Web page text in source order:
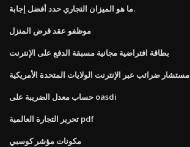
ما هو الميزان التجاري حدد أفضل إجابة.
موظفو عقد قرض المنزل
بطاقة افتراضية مجانية مسبقة الدفع على الإنترنت
مستشار ضرائب عبر الإنترنت الولايات المتحدة الأمريكية
حساب معدل الضريبة على oasdi
تحرير التجارة العالمية pdf
مكونات مؤشر كوسبي